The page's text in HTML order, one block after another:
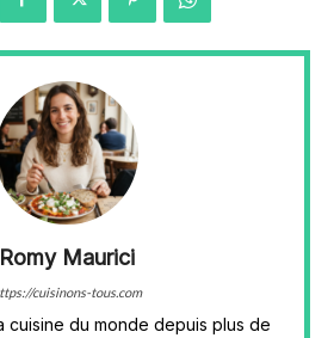
Romy Maurici
cuisinons-tous.com
cuisine du monde depuis plus de